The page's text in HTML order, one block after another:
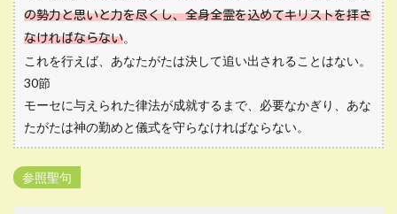
の勢力と思いと力を尽くし、全身全霊を込めてキリストを拝さ
なければならない。
これを行えば、あなたがたは決して追い出されることはない。
30節
モーセに与えられた律法が成就するまで、必要なかぎり、あな
たがたは神の勤めと儀式を守らなければならない。
参照聖句